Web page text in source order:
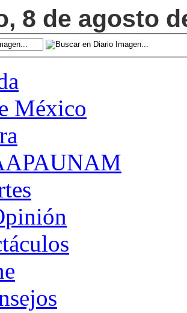
8 de agosto
México